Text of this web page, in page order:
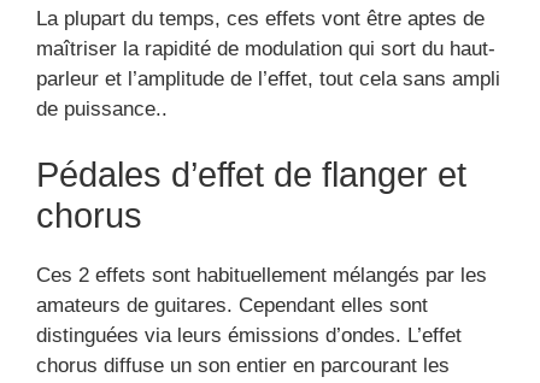
La plupart du temps, ces effets vont être aptes de
maîtriser la rapidité de modulation qui sort du haut-
parleur et l’amplitude de l’effet, tout cela sans ampli
de puissance..
Pédales d’effet de flanger et
chorus
Ces 2 effets sont habituellement mélangés par les
amateurs de guitares. Cependant elles sont
distinguées via leurs émissions d’ondes. L’effet
chorus diffuse un son entier en parcourant les